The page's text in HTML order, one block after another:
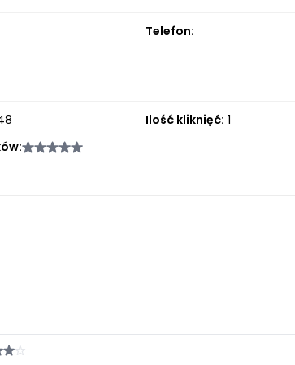
Telefon:
Ilość kliknięć: 1